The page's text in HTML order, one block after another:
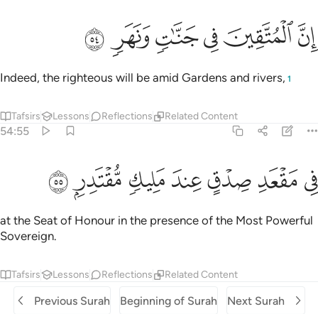
ان المتقين في جنات ونهر ٥٤
إِنَّ ٱلْمُتَّقِينَ فِى جَنَّـٰتٍۢ وَنَهَرٍۢ ٥٤
ﱚﱛﱜﱝﱞﱟ
Indeed, the righteous will be amid Gardens and rivers, 1
Tafsirs Lessons Reflections Related Content
54:55
في مقعد صدق عند مليك مقتدر ٥٥
فِى مَقْعَدِ صِدْقٍ عِندَ مَلِيكٍۢ مُّقْتَدِرٍۭ ٥٥
ﱠﱡﱢﱣﱤﱥﱦ
at the Seat of Honour in the presence of the Most Powerful
Sovereign.
Tafsirs Lessons Reflections Related Content
Previous Surah Beginning of Surah Next Surah